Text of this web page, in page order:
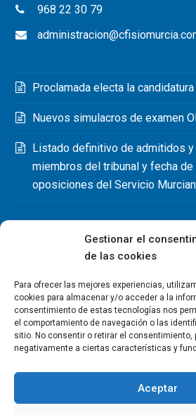
Gestionar el
de las cookies
Para ofrecer las mejores experiencias,
cookies para almacenar y/o acceder a la
consentimiento de estas tecnologías nos
el comportamiento de navegación o las
sitio. No consentir o retirar el consentimiento,
negativamente a ciertas características y
Aceptar
968 22 30 79
Proclamada electa la
Nuevos simulacros de examen
Listado definitivo de admitidos
miembros del tribunal y fecha de
oposiciones del Servicio